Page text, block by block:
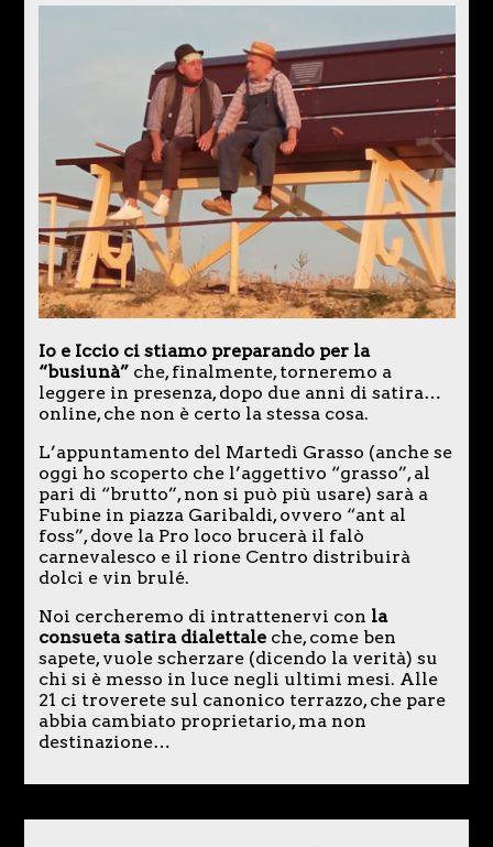
Io e Iccio ci stiamo preparando per la
“busiunà” che, finalmente, torneremo a
leggere in presenza, dopo due anni di satira…
online, che non è certo la stessa cosa.
L’appuntamento del Martedì Grasso (anche se
oggi ho scoperto che l’aggettivo “grasso”, al
pari di “brutto”, non si può più usare) sarà a
Fubine in piazza Garibaldi, ovvero “ant al
foss”, dove la Pro loco brucerà il falò
carnevalesco e il rione Centro distribuirà
dolci e vin brulé.
Noi cercheremo di intrattenervi con la
consueta satira dialettaleche, come ben
sapete, vuole scherzare (dicendo la verità) su
chi si è messo in luce negli ultimi mesi. Alle
21 ci troverete sul canonico terrazzo, che pare
abbia cambiato proprietario, ma non
destinazione…